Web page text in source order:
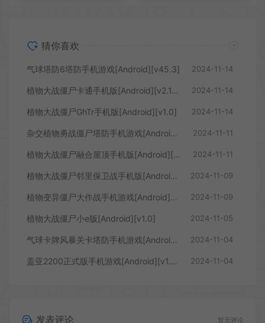
猜你喜欢
气球塔防6塔防手机游戏[Android][v45.3] 2024-11-14
植物大战僵尸卡通手机版[Android][v2.1.20] 2024-11-14
植物大战僵尸GhTr手机版[Android][v1.0] 2024-11-14
杂交植物勇战僵尸塔防手机游戏[Android][v2.0.1] 2024-11-11
植物大战僵尸融合屋顶手机版[Android][v2.1.4] 2024-11-11
植物大战僵尸邻里保卫战手机版[Android][v1.2.8] 2024-11-09
植物变异僵尸大作战手机游戏[Android][v1.1] 2024-11-09
植物大战僵尸小e版[Android][v1.0] 2024-11-05
气球卡牌风暴关卡塔防手机游戏[Android][v1.0] 2024-11-04
盖亚2200正式版手机游戏[Android][v1.10.0] 2024-11-04
发表评论 暂无评论